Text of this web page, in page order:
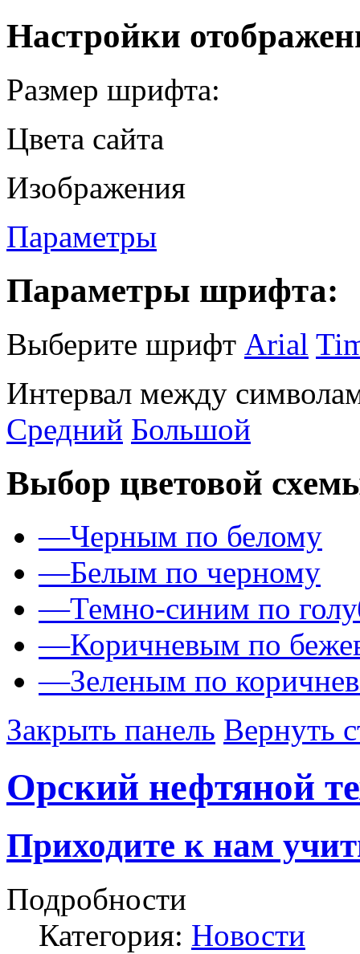
Настройки
Размер шрифта:
Цвета сайта
Изображения
Параметры
Параметры шрифта:
Выберите шрифт Arial
Интервал между
Средний Большой
Выбор цветовой
—Черным по белому
—Белым по черному
—Темно-синим по
—Коричневым по
—Зеленым по
Закрыть панель Вернуть
Орский нефтяной
Приходите к нам
Подробности
Категория: Новости